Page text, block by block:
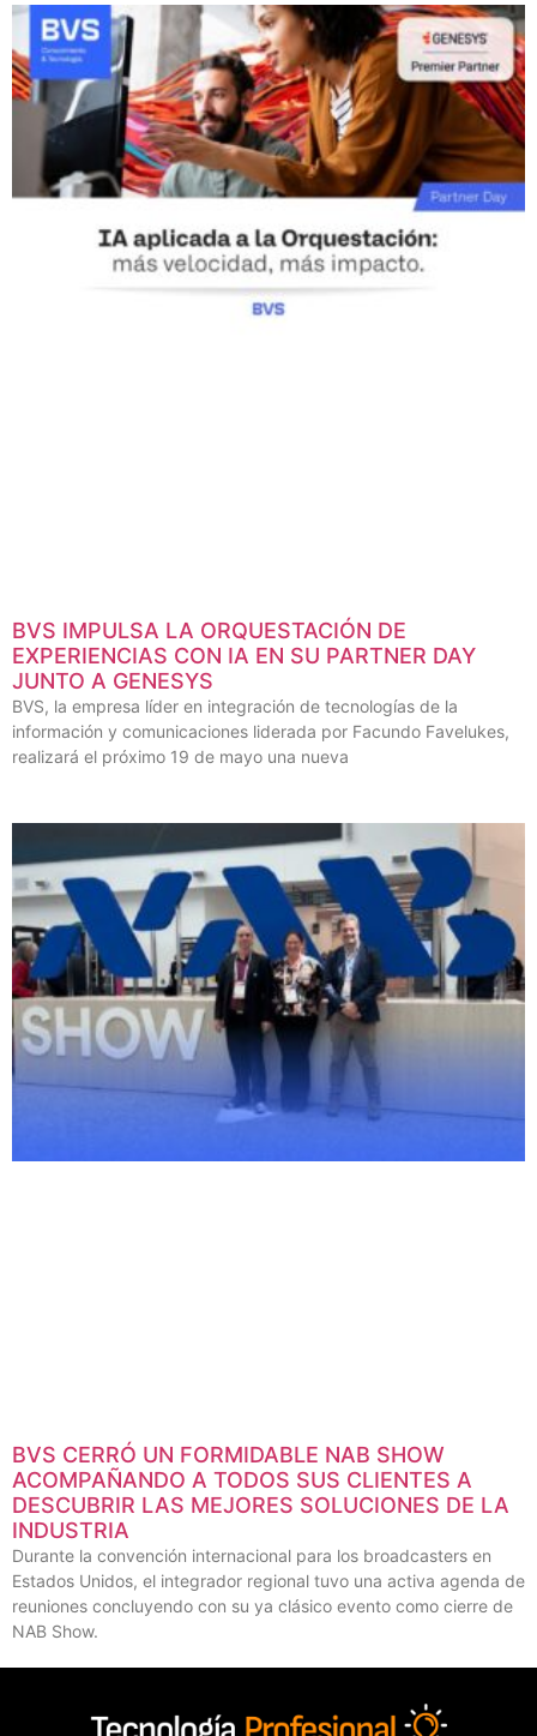
BVS IMPULSA LA ORQUESTACIÓN DE
EXPERIENCIAS CON IA EN SU PARTNER DAY
JUNTO A GENESYS
BVS, la empresa líder en integración de tecnologías de la
información y comunicaciones liderada por Facundo Favelukes,
realizará el próximo 19 de mayo una nueva
BVS CERRÓ UN FORMIDABLE NAB SHOW
ACOMPAÑANDO A TODOS SUS CLIENTES A
DESCUBRIR LAS MEJORES SOLUCIONES DE LA
INDUSTRIA
Durante la convención internacional para los broadcasters en
Estados Unidos, el integrador regional tuvo una activa agenda de
reuniones concluyendo con su ya clásico evento como cierre de
NAB Show.